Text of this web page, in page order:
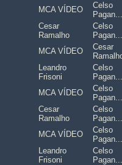
MCA VÍDEO
Celso
Pagan...
Cesar
Ramalho
Celso
Pagan...
MCA VÍDEO
Cesar
Leandro
Frisoni
Celso
Pagan...
MCA VÍDEO
Celso
Pagan...
Cesar
Ramalho
Celso
Pagan...
MCA VÍDEO
Celso
Pagan...
Leandro
Frisoni
Celso
Pagan...